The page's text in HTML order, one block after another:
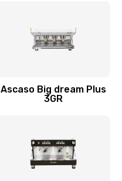
Ascaso Big dream Plus
3GR